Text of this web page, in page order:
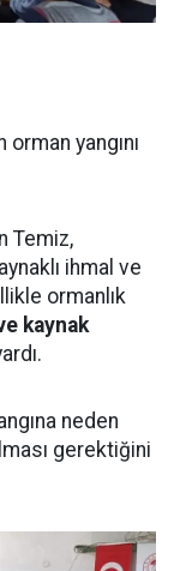
yangını
Temiz,
ihmal ve
ormanlık
kaynak
neden
gerektiğini